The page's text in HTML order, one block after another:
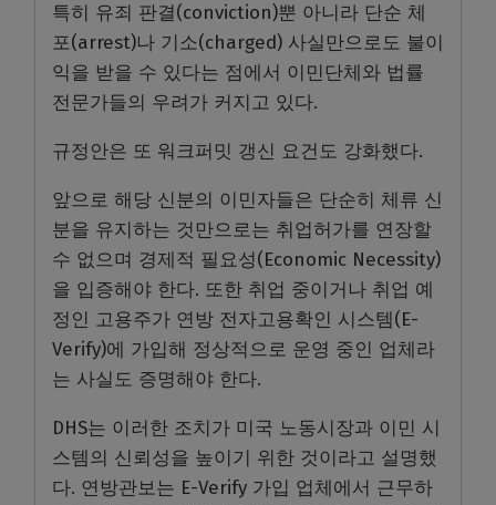
특히 유죄 판결(conviction)뿐 아니라 단순 체
포(arrest)나 기소(charged) 사실만으로도 불이
익을 받을 수 있다는 점에서 이민단체와 법률
전문가들의 우려가 커지고 있다.
규정안은 또 워크퍼밋 갱신 요건도 강화했다.
앞으로 해당 신분의 이민자들은 단순히 체류 신
분을 유지하는 것만으로는 취업허가를 연장할
수 없으며 경제적 필요성(Economic Necessity)
을 입증해야 한다. 또한 취업 중이거나 취업 예
정인 고용주가 연방 전자고용확인 시스템(E-
Verify)에 가입해 정상적으로 운영 중인 업체라
는 사실도 증명해야 한다.
DHS는 이러한 조치가 미국 노동시장과 이민 시
스템의 신뢰성을 높이기 위한 것이라고 설명했
다. 연방관보는 E-Verify 가입 업체에서 근무하